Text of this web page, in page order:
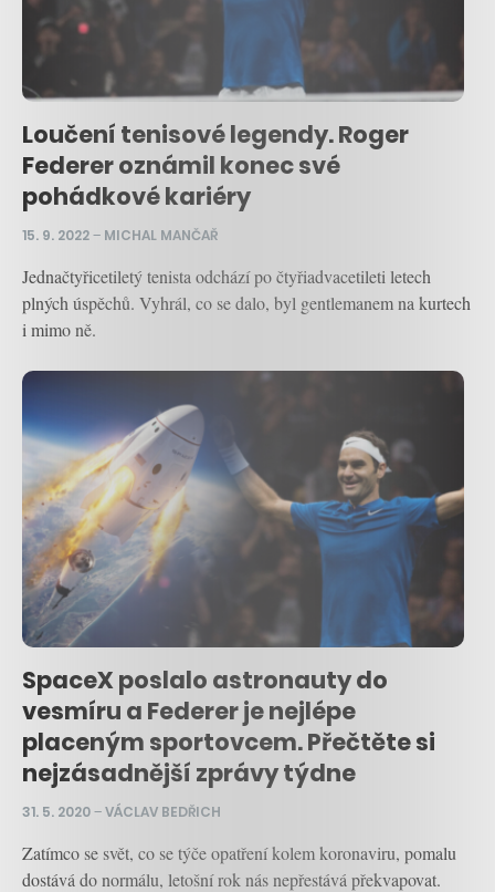
Loučení tenisové legendy. Roger
Federer oznámil konec své
pohádkové kariéry
15. 9. 2022– MICHAL MANČAŘ
Jednačtyřicetiletý tenista odchází po čtyřiadvacetileti letech
plných úspěchů. Vyhrál, co se dalo, byl gentlemanem na kurtech
i mimo ně.
SpaceX poslalo astronauty do
vesmíru a Federer je nejlépe
placeným sportovcem. Přečtěte si
nejzásadnější zprávy týdne
31. 5. 2020–VÁCLAV BEDŘICH
Zatímco se svět, co se týče opatření kolem koronaviru, pomalu
dostává do normálu, letošní rok nás nepřestává překvapovat.